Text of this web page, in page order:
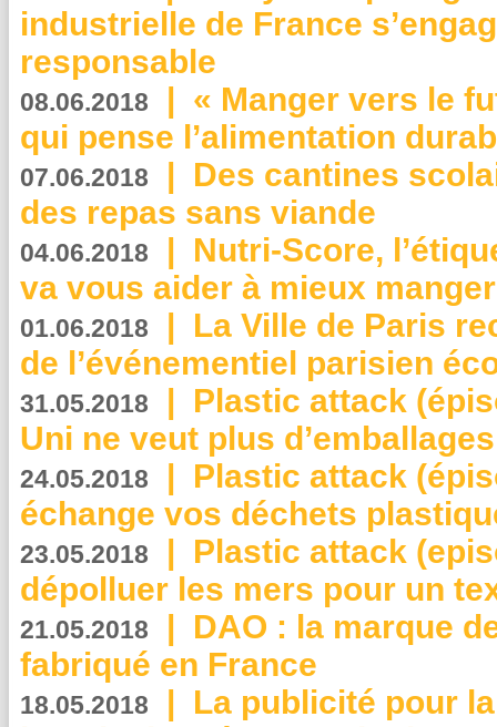
industrielle de France
responsable
08.06.2018 | « Manger vers le
qui pense l’alimentation
07.06.2018 | Des cantines
des repas sans viande
04.06.2018 | Nutri-Score,
va vous aider à mieux
01.06.2018 | La Ville de Paris
de l’événementiel parisien
31.05.2018 | Plastic attack
Uni ne veut plus
24.05.2018 | Plastic attack
échange vos déchets
23.05.2018 | Plastic attack
dépolluer les mers pour un
21.05.2018 | DAO : la marque
fabriqué en France
18.05.2018 | La publicité pour